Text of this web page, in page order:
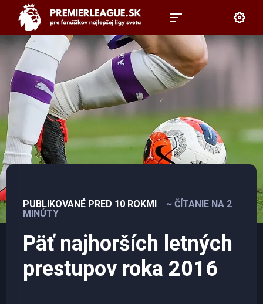
PUBLIKOVANÉ PRED 10 ROKMI
~ ČÍTANIE NA 2
MINÚTY
Päť najhorších letných
prestupov roka 2016